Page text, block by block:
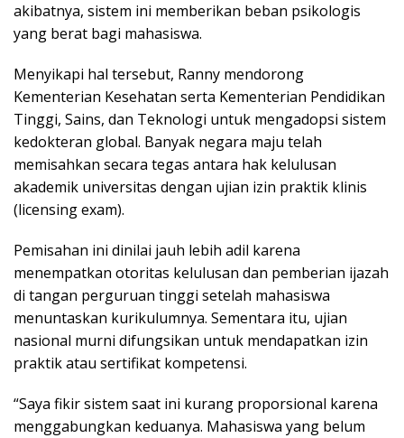
akibatnya, sistem ini memberikan beban psikologis
yang berat bagi mahasiswa.
Menyikapi hal tersebut, Ranny mendorong
Kementerian Kesehatan serta Kementerian Pendidikan
Tinggi, Sains, dan Teknologi untuk mengadopsi sistem
kedokteran global. Banyak negara maju telah
memisahkan secara tegas antara hak kelulusan
akademik universitas dengan ujian izin praktik klinis
(licensing exam).
Pemisahan ini dinilai jauh lebih adil karena
menempatkan otoritas kelulusan dan pemberian ijazah
di tangan perguruan tinggi setelah mahasiswa
menuntaskan kurikulumnya. Sementara itu, ujian
nasional murni difungsikan untuk mendapatkan izin
praktik atau sertifikat kompetensi.
“Saya fikir sistem saat ini kurang proporsional karena
menggabungkan keduanya. Mahasiswa yang belum